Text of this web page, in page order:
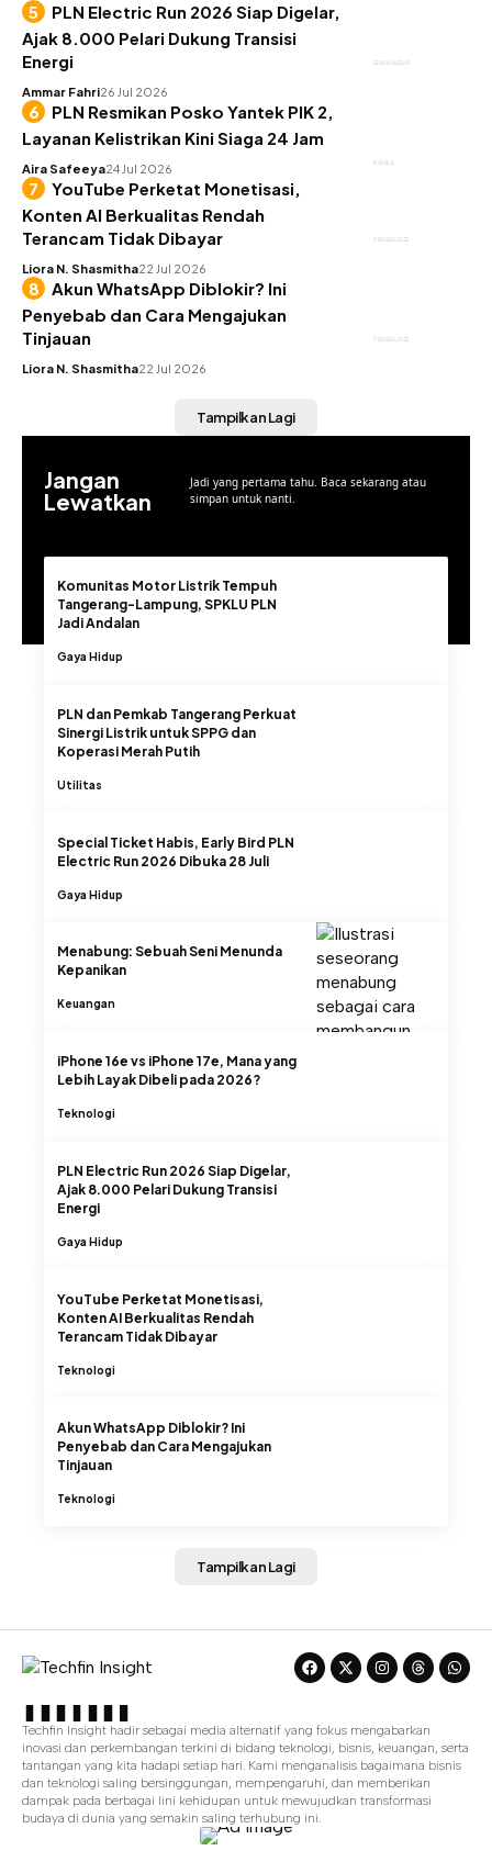
GAYA HIDUP
PLN Electric Run 2026 Siap Digelar,
Ajak 8.000 Pelari Dukung Transisi
Energi
Ammar Fahri26 Jul 2026
BISNIS
PLN Resmikan Posko Yantek PIK 2,
Layanan Kelistrikan Kini Siaga 24 Jam
Aira Safeeya24 Jul 2026
TEKNOLOGI
YouTube Perketat Monetisasi,
Konten AI Berkualitas Rendah
Terancam Tidak Dibayar
Liora N. Shasmitha22 Jul 2026
TEKNOLOGI
Akun WhatsApp Diblokir? Ini
Penyebab dan Cara Mengajukan
Tinjauan
Liora N. Shasmitha22 Jul 2026
Tampilkan Lagi
Jangan
Lewatkan
Jadi yang pertama tahu. Baca sekarang atau
simpan untuk nanti.
Komunitas Motor Listrik Tempuh
Tangerang-Lampung, SPKLU PLN
Jadi Andalan
Gaya Hidup
PLN dan Pemkab Tangerang Perkuat
Sinergi Listrik untuk SPPG dan
Koperasi Merah Putih
Utilitas
Special Ticket Habis, Early Bird PLN
Electric Run 2026 Dibuka 28 Juli
Gaya Hidup
Menabung: Sebuah Seni Menunda
Kepanikan
Keuangan
iPhone 16e vs iPhone 17e, Mana yang
Lebih Layak Dibeli pada 2026?
Teknologi
PLN Electric Run 2026 Siap Digelar,
Ajak 8.000 Pelari Dukung Transisi
Energi
Gaya Hidup
YouTube Perketat Monetisasi,
Konten AI Berkualitas Rendah
Terancam Tidak Dibayar
Teknologi
Akun WhatsApp Diblokir? Ini
Penyebab dan Cara Mengajukan
Tinjauan
Teknologi
Tampilkan Lagi
Techfin Insight hadir sebagai media alternatif yang fokus mengabarkan
inovasi dan perkembangan terkini di bidang teknologi, bisnis, keuangan, serta
tantangan yang kita hadapi setiap hari. Kami menganalisis bagaimana bisnis
dan teknologi saling bersinggungan, mempengaruhi, dan memberikan
dampak pada berbagai lini kehidupan untuk mewujudkan transformasi
budaya di dunia yang semakin saling terhubung ini.